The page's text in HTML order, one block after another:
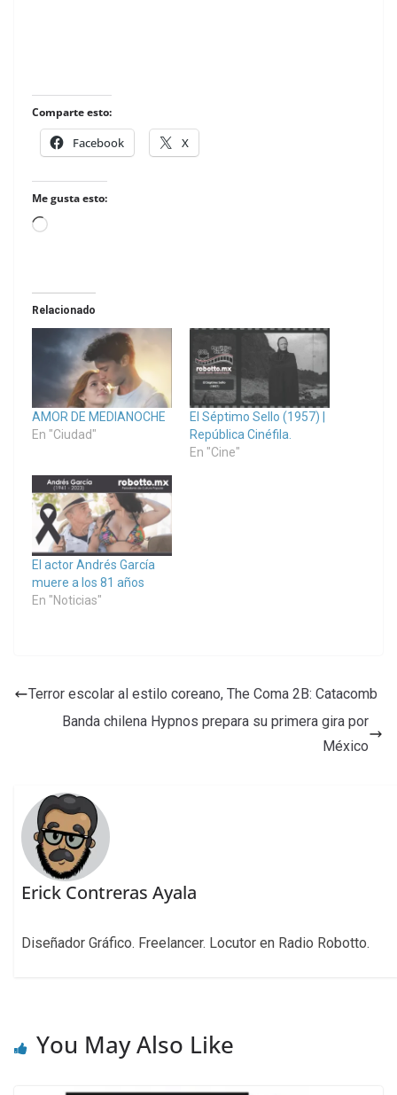
Comparte esto:
Facebook X
Me gusta esto:
Loading…
Relacionado
AMOR DE MEDIANOCHE
En "Ciudad"
El Séptimo Sello (1957) |
República Cinéfila.
En "Cine"
El actor Andrés García
muere a los 81 años
En "Noticias"
Terror escolar al estilo coreano, The Coma 2B: Catacomb
Banda chilena Hypnos prepara su primera gira por
México
Erick Contreras Ayala
Diseñador Gráfico. Freelancer. Locutor en Radio Robotto.
You May Also Like